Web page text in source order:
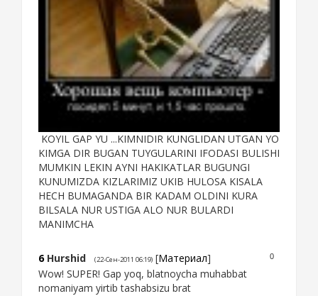
KOYIL GAP YU ...KIMNIDIR KUNGLIDAN UTGAN YO
KIMGA DIR BUGAN TUYGULARINI IFODASI BULISHI
MUMKIN LEKIN AYNI HAKIKATLAR BUGUNGI
KUNUMIZDA KIZLARIMIZ UKIB HULOSA KISALA
HECH BUMAGANDA BIR KADAM OLDINI KURA
BILSALA NUR USTIGA ALO NUR BULARDI
MANIMCHA
0
6 Hurshid (22-Сен-2011 06:19) [Материал]
Wow! SUPER! Gap yoq, blatnoycha muhabbat
nomaniyam yirtib tashabsizu brat